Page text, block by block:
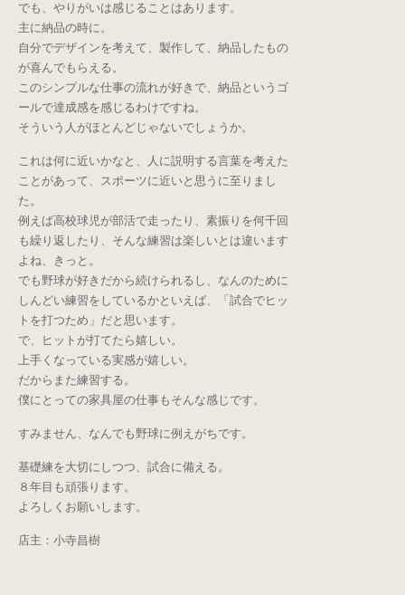
でも、やりがいは感じることはあります。
主に納品の時に。
自分でデザインを考えて、製作して、納品したもの
が喜んでもらえる。
このシンプルな仕事の流れが好きで、納品というゴ
ールで達成感を感じるわけですね。
そういう人がほとんどじゃないでしょうか。
これは何に近いかなと、人に説明する言葉を考えた
ことがあって、スポーツに近いと思うに至りまし
た。
例えば高校球児が部活で走ったり、素振りを何千回
も繰り返したり、そんな練習は楽しいとは違います
よね、きっと。
でも野球が好きだから続けられるし、なんのために
しんどい練習をしているかといえば、「試合でヒッ
トを打つため」だと思います。
で、ヒットが打てたら嬉しい。
上手くなっている実感が嬉しい。
だからまた練習する。
僕にとっての家具屋の仕事もそんな感じです。
すみません、なんでも野球に例えがちです。
基礎練を大切にしつつ、試合に備える。
８年目も頑張ります。
よろしくお願いします。
店主：小寺昌樹